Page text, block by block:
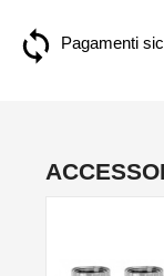
Pagamenti